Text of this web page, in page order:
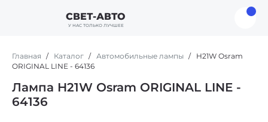
СВЕТ-АВТО
У НАС ТОЛЬКО ЛУЧШЕЕ
Главная Каталог Автомобильные лампы
H21W Osram
ORIGINAL LINE - 64136
Лампа H21W Osram ORIGINAL LINE -
64136